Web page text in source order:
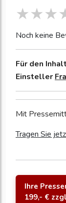
Noch keine
Für den
Einsteller
Mit
Tragen Sie
Ihre
199,- €